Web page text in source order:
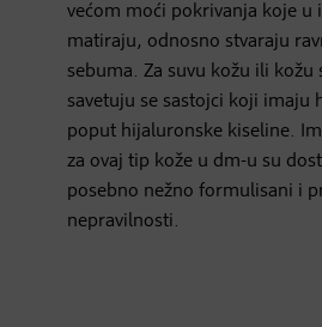
većom moći pokrivanja koje u
matiraju, odnosno stvaraju
sebuma. Za suvu kožu ili kožu
savetuju se sastojci koji imaju
poput hijaluronske kiseline.
za ovaj tip kože u dm-u su
posebno nežno formulisani i
nepravilnosti.